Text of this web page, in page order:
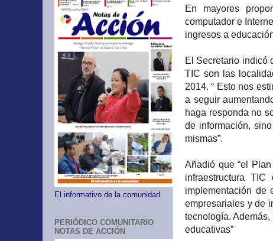
En mayores
computador e
ingresos a
El Secretario indicó
TIC son las
2014. “ Esto nos
a seguir
haga responda no
de información,
mismas”.
Añadió que “el
infraestructura
implementación de
empresariales y de
tecnología.
educativas”
El informativo de la comunidad
PERIÓDICO COMUNITARIO
NOTAS DE ACCIÓN